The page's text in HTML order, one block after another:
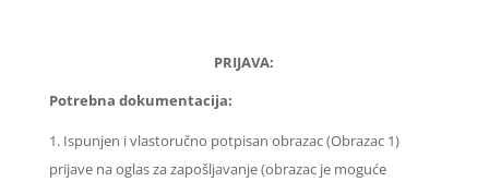
PRIJAVA:
Potrebna dokumentacija:
Ispunjen i vlastoručno potpisan obrazac (Obrazac 1)
prijave na oglas za zapošljavanje (obrazac je moguće